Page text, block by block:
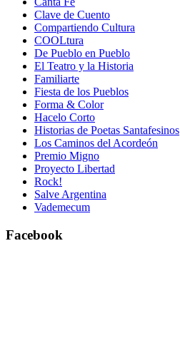
Clave de Cuento
Compartiendo Cultura
COOLtura
De Pueblo en Pueblo
El Teatro y la Historia
Familiarte
Fiesta de los Pueblos
Forma & Color
Hacelo Corto
Historias de Poetas Santafesinos
Los Caminos del Acordeón
Premio Migno
Proyecto Libertad
Rock!
Salve Argentina
Vademecum
Facebook